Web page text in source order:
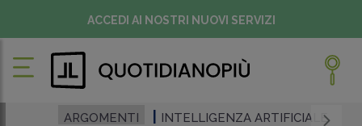
ACCEDI AI NOSTRI NUOVI SERVIZI
ARGOMENTI INTELLIGENZA ARTIFICIALE